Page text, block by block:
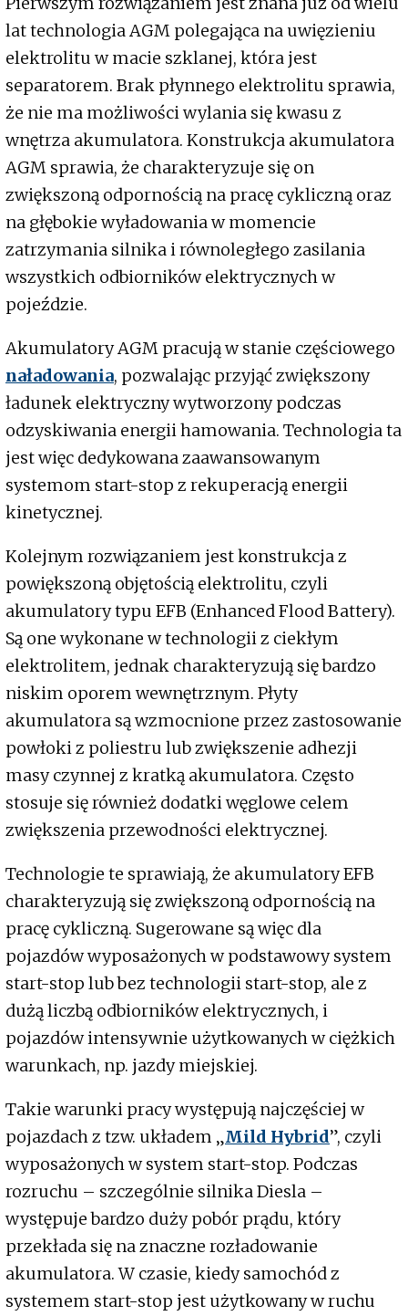
lat technologia AGM polegająca na uwięzieniu
elektrolitu w macie szklanej, która jest
separatorem. Brak płynnego elektrolitu sprawia,
że nie ma możliwości wylania się kwasu z
wnętrza akumulatora. Konstrukcja akumulatora
AGM sprawia, że charakteryzuje się on
zwiększoną odpornością na pracę cykliczną oraz
na głębokie wyładowania w momencie
zatrzymania silnika i równoległego zasilania
wszystkich odbiorników elektrycznych w
pojeździe.
Akumulatory AGM pracują w stanie częściowego
naładowania, pozwalając przyjąć zwiększony
ładunek elektryczny wytworzony podczas
odzyskiwania energii hamowania. Technologia ta
jest więc dedykowana zaawansowanym
systemom start-stop z rekuperacją energii
kinetycznej.
Kolejnym rozwiązaniem jest konstrukcja z
powiększoną objętością elektrolitu, czyli
akumulatory typu EFB (Enhanced Flood Battery).
Są one wykonane w technologii z ciekłym
elektrolitem, jednak charakteryzują się bardzo
niskim oporem wewnętrznym. Płyty
akumulatora są wzmocnione przez zastosowanie
powłoki z poliestru lub zwiększenie adhezji
masy czynnej z kratką akumulatora. Często
stosuje się również dodatki węglowe celem
zwiększenia przewodności elektrycznej.
Technologie te sprawiają, że akumulatory EFB
charakteryzują się zwiększoną odpornością na
pracę cykliczną. Sugerowane są więc dla
pojazdów wyposażonych w podstawowy system
start-stop lub bez technologii start-stop, ale z
dużą liczbą odbiorników elektrycznych, i
pojazdów intensywnie użytkowanych w ciężkich
warunkach, np. jazdy miejskiej.
Takie warunki pracy występują najczęściej w
pojazdach z tzw. układem „Mild Hybrid”, czyli
wyposażonych w system start-stop. Podczas
rozruchu – szczególnie silnika Diesla –
występuje bardzo duży pobór prądu, który
przekłada się na znaczne rozładowanie
akumulatora. W czasie, kiedy samochód z
systemem start-stop jest użytkowany w ruchu